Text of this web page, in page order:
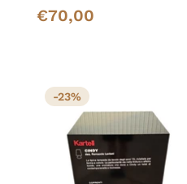
Prezzo di vendita
€70,00
-23%